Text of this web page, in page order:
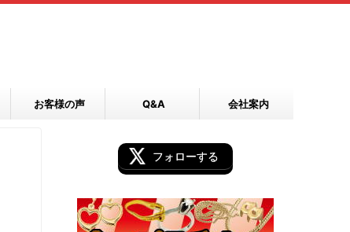
お客様の声 Q&A 会社案内
フォローする